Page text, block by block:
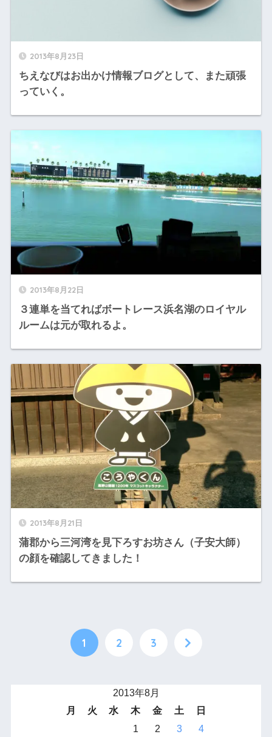
2013年8月23日
ちえなびはお出かけ情報ブログとして、また頑張
っていく。
2013年8月22日
３連単を当てればボートレース浜名湖のロイヤル
ルームは元が取れるよ。
2013年8月21日
蒲郡から三河湾を見下ろすお坊さん（子安大師）
の顔を確認してきました！
1 2 3
2013年8月
月
火 水 木 金 土
日
1
2 3
4